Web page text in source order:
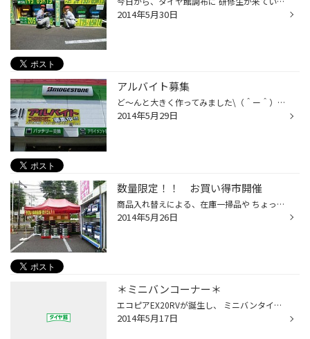
2014年5月30日
アルバイト募集
ど～んと大きく作ってみました\（＾ー＾）/ そして、目立つところにどど～んと貼ってみました！！ 明るく元気な方、一緒に楽しく働きませんか？！ お気軽にお電話くださいね♪
2014年5月29日
数量限定！！ お買い得市開催
商品入れ替えによる、在庫一掃品や ちょっとわけあり品（年数経過品）の お買い得品が盛り沢山（＾０＾）/ この機会をお見逃しなく！！！ サイズ・パターンなどは お気軽にお問合せください。 ６月８日まで実施しています。 お早目にご来店ください♪
2014年5月26日
＊ミニバンコーナー＊
エコピアEX20RVが誕生し、 ミニバンタイヤのラインアップが ３種類になりました。 雨に強かったり、低燃費だったり、 静かで乗り心地が良かったりと さまざまな性能の中から お客様のカーライフスタイルに 合わせてお選びいただけます♪♪
2014年5月17日